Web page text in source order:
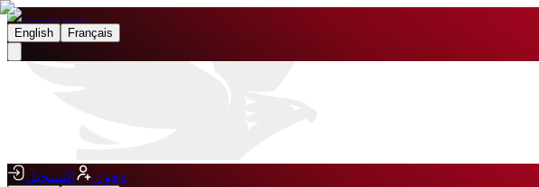
English Français
دخول التسجيل